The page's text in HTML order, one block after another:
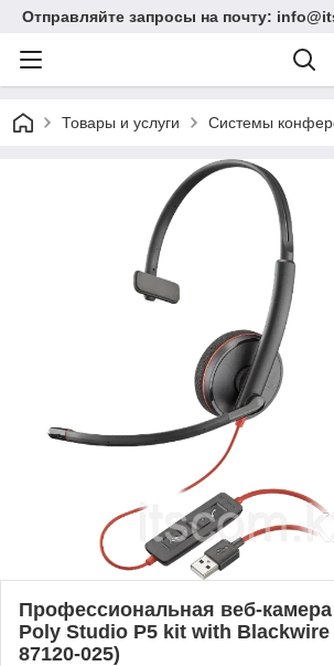
Отправляйте запросы на почту:
Товары и услуги Системы
Профессиональная веб-камера
Poly Studio P5 kit with Blackwire
87120-025)